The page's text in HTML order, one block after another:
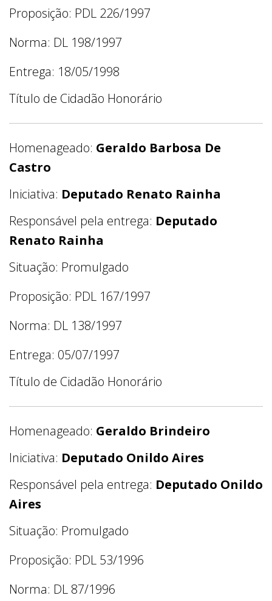
Proposição: PDL 226/1997
Norma: DL 198/1997
Entrega: 18/05/1998
Título de Cidadão Honorário
Homenageado: Geraldo Barbosa De
Castro
Iniciativa: Deputado Renato Rainha
Responsável pela entrega: Deputado
Renato Rainha
Situação: Promulgado
Proposição: PDL 167/1997
Norma: DL 138/1997
Entrega: 05/07/1997
Título de Cidadão Honorário
Homenageado: Geraldo Brindeiro
Iniciativa: Deputado Onildo Aires
Responsável pela entrega: Deputado Onildo
Aires
Situação: Promulgado
Proposição: PDL 53/1996
Norma: DL 87/1996